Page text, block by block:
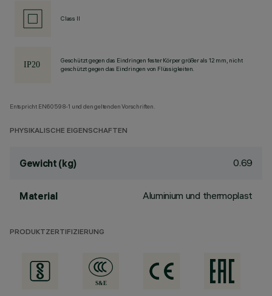
Class II
Geschützt gegen das Eindringen fester Körper größer als 12 mm, nicht
geschützt gegen das Eindringen von Flüssigkeiten.
Entspricht EN60598-1 und den geltenden Vorschriften.
PHYSIKALISCHE EIGENSCHAFTEN
Gewicht (kg) 0.69
Material Aluminium und thermoplast
PRODUKTZERTIFIZIERUNG